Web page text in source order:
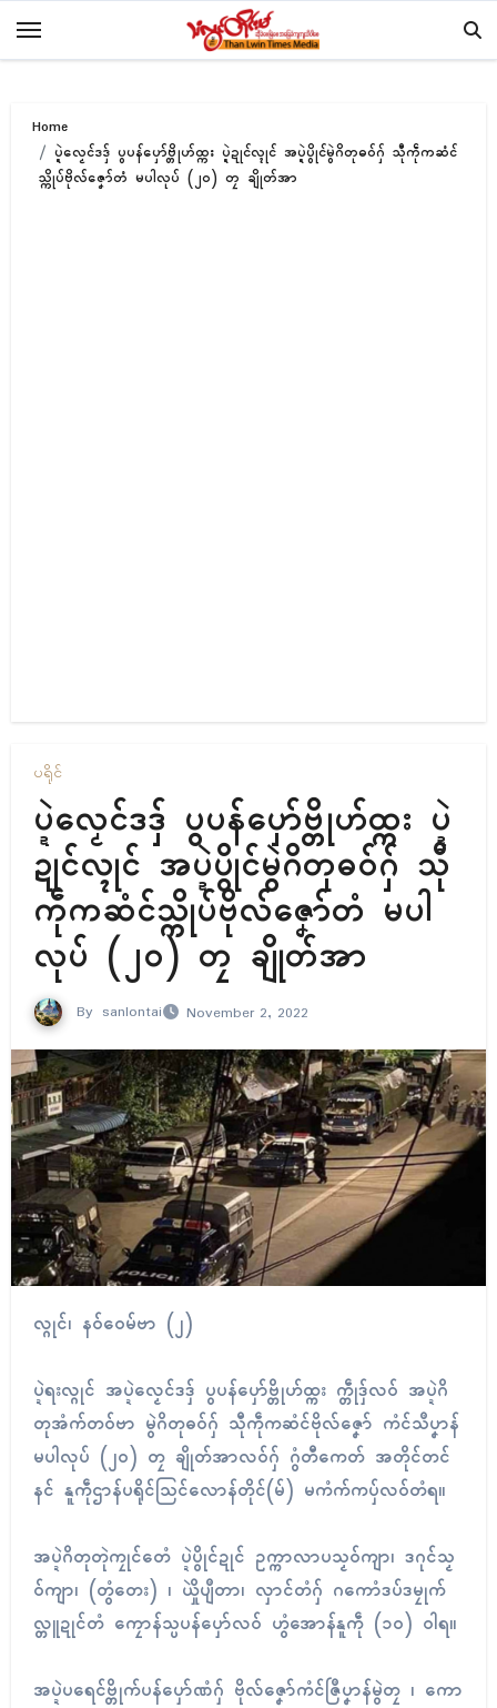
Home
ပ္ဍဲလၟေၚ်ဒဒှ် ပွပန်ပှော်ဗ္တိုဟ်ထ္ကး ပ္ဍဲဍုၚ်လ္ၚုၚ် အပ္ဍဲပွိုၚ်မွဲဂိတုဓဝ်ဂှ် သီုကဵုကဆံၚ်
သ္ကိုပ်ဗိုလ်ဇၞော်တံ မပါလုပ် (၂၀) တၠ ချိုတ်အာ
ပရိုၚ်
ပ္ဍဲလၟေၚ်ဒဒှ် ပွပန်ပှော်ဗ္တိုဟ်ထ္ကး ပ္ဍဲ
ဍုၚ်လ္ၚုၚ် အပ္ဍဲပွိုၚ်မွဲဂိတုဓဝ်ဂှ် သီု
ကဵုကဆံၚ်သ္ကိုပ်ဗိုလ်ဇၞော်တံ မပါ
လုပ် (၂၀) တၠ ချိုတ်အာ
By sanlontai November 2, 2022
လ္ဂုၚ်၊ နဝ်ဝေမ်ဗာ (၂)
ပ္ဍဲရးလ္ဂုၚ် အပ္ဍဲလၟေၚ်ဒဒှ် ပွပန်ပှော်ဗ္တိုဟ်ထ္ကး က္တဵုဒှ်လဝ် အပ္ဍဲဂိ
တုအံက်တဝ်ဗာ မွဲဂိတုဓဝ်ဂှ် သီုကဵုကဆံၚ်ဗိုလ်ဇၞော် ကံၚ်သဳပၞာန်
မပါလုပ် (၂၀) တၠ ချိုတ်အာလဝ်ဂှ် ဂွံတီကေတ် အတိုၚ်တၚ်
နၚ် နူကဵုဌာန်ပရိုၚ်သြၚ်လောန်တိုၚ်(မ်) မကံက်ကပှ်လဝ်တံရ။
အပ္ဍဲဂိတုတုဲကၠုၚ်တေံ ပ္ဍဲပွိုၚ်ဍုၚ် ဥက္ကာလာပသၟဝ်ကျာ၊ ဒဂုၚ်သၟ
ဝ်ကျာ၊ (တွံတေး) ၊ ယှိုဲပျဳတာ၊ လှာၚ်တံဂှ် ဂကောံဒပ်ဒမၠုက်
လ္တူဍုၚ်တံ ကၠောန်သ္ပပန်ပှော်လဝ် ဟွံအောန်နူကဵု (၁၀) ဝါရ။
အပ္ဍဲပရေၚ်ဗ္တိုက်ပန်ပှော်ဏံဂှ် ဗိုလ်ဇၞော်ကံၚ်ဇြဳပၞာန်မွဲတၠ ၊ ကော